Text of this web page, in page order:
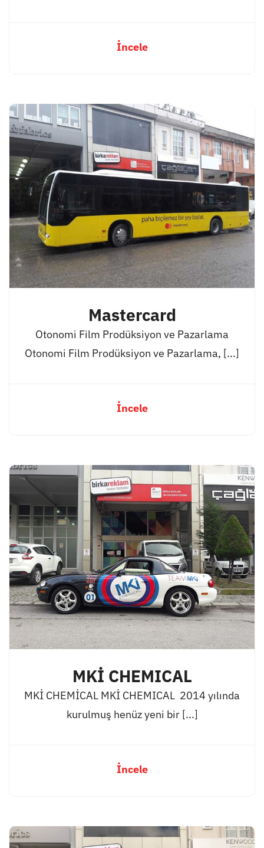
İncele
Mastercard
Otonomi Film Prodüksiyon ve Pazarlama
Otonomi Film Prodüksiyon ve Pazarlama, [...]
İncele
MKİ CHEMICAL
MKİ CHEMİCAL MKİ CHEMICAL 2014 yılında
kurulmuş henüz yeni bir [...]
İncele